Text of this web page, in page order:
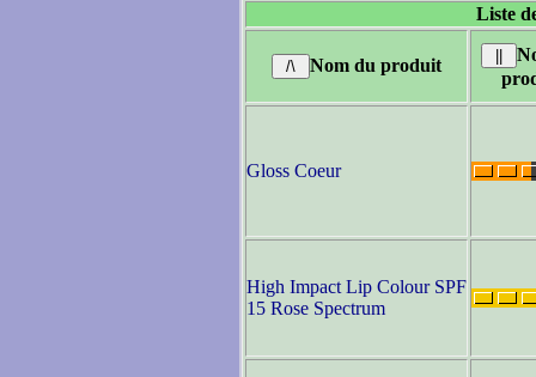
Liste
Nom du produit
Gloss Coeur
High Impact Lip Colour SPF
15 Rose Spectrum